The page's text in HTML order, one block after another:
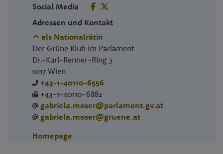
Social Media
Adressen und Kontakt
als Nationalrätin
Der Grüne Klub im Parlament
Dr.-Karl-Renner-Ring 3
1017 Wien
+43-1-40110-6556
+43-1-40110-6882
gabriela.moser@parlament.gv.at
gabriela.moser@gruene.at
Homepage